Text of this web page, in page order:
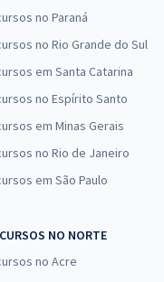
no Paraná
no Rio Grande do Sul
em Santa Catarina
no Espírito Santo
em Minas Gerais
no Rio de Janeiro
em São Paulo
NO NORTE
no Acre